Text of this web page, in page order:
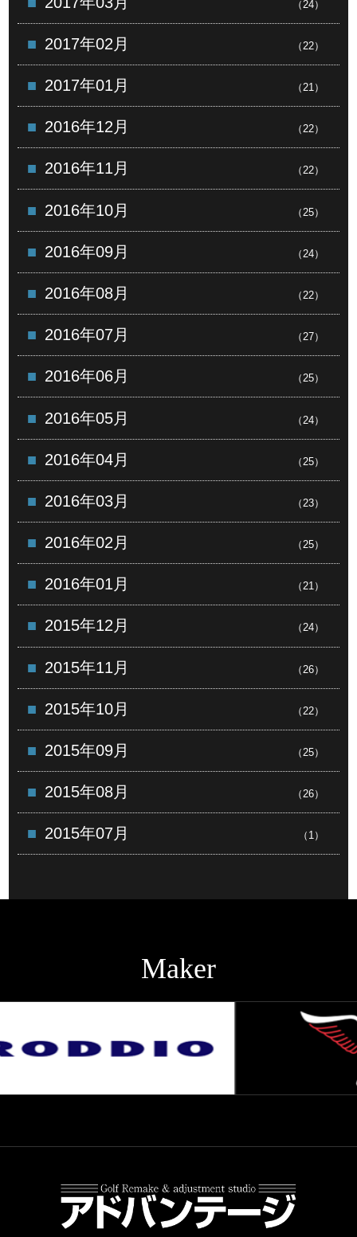
（24）
2017年02月 （22）
2017年01月 （21）
2016年12月 （22）
2016年11月 （22）
2016年10月 （25）
2016年09月 （24）
2016年08月 （22）
2016年07月 （27）
2016年06月 （25）
2016年05月 （24）
2016年04月 （25）
2016年03月 （23）
2016年02月 （25）
2016年01月 （21）
2015年12月 （24）
2015年11月 （26）
2015年10月 （22）
2015年09月 （25）
2015年08月 （26）
2015年07月 （1）
Maker